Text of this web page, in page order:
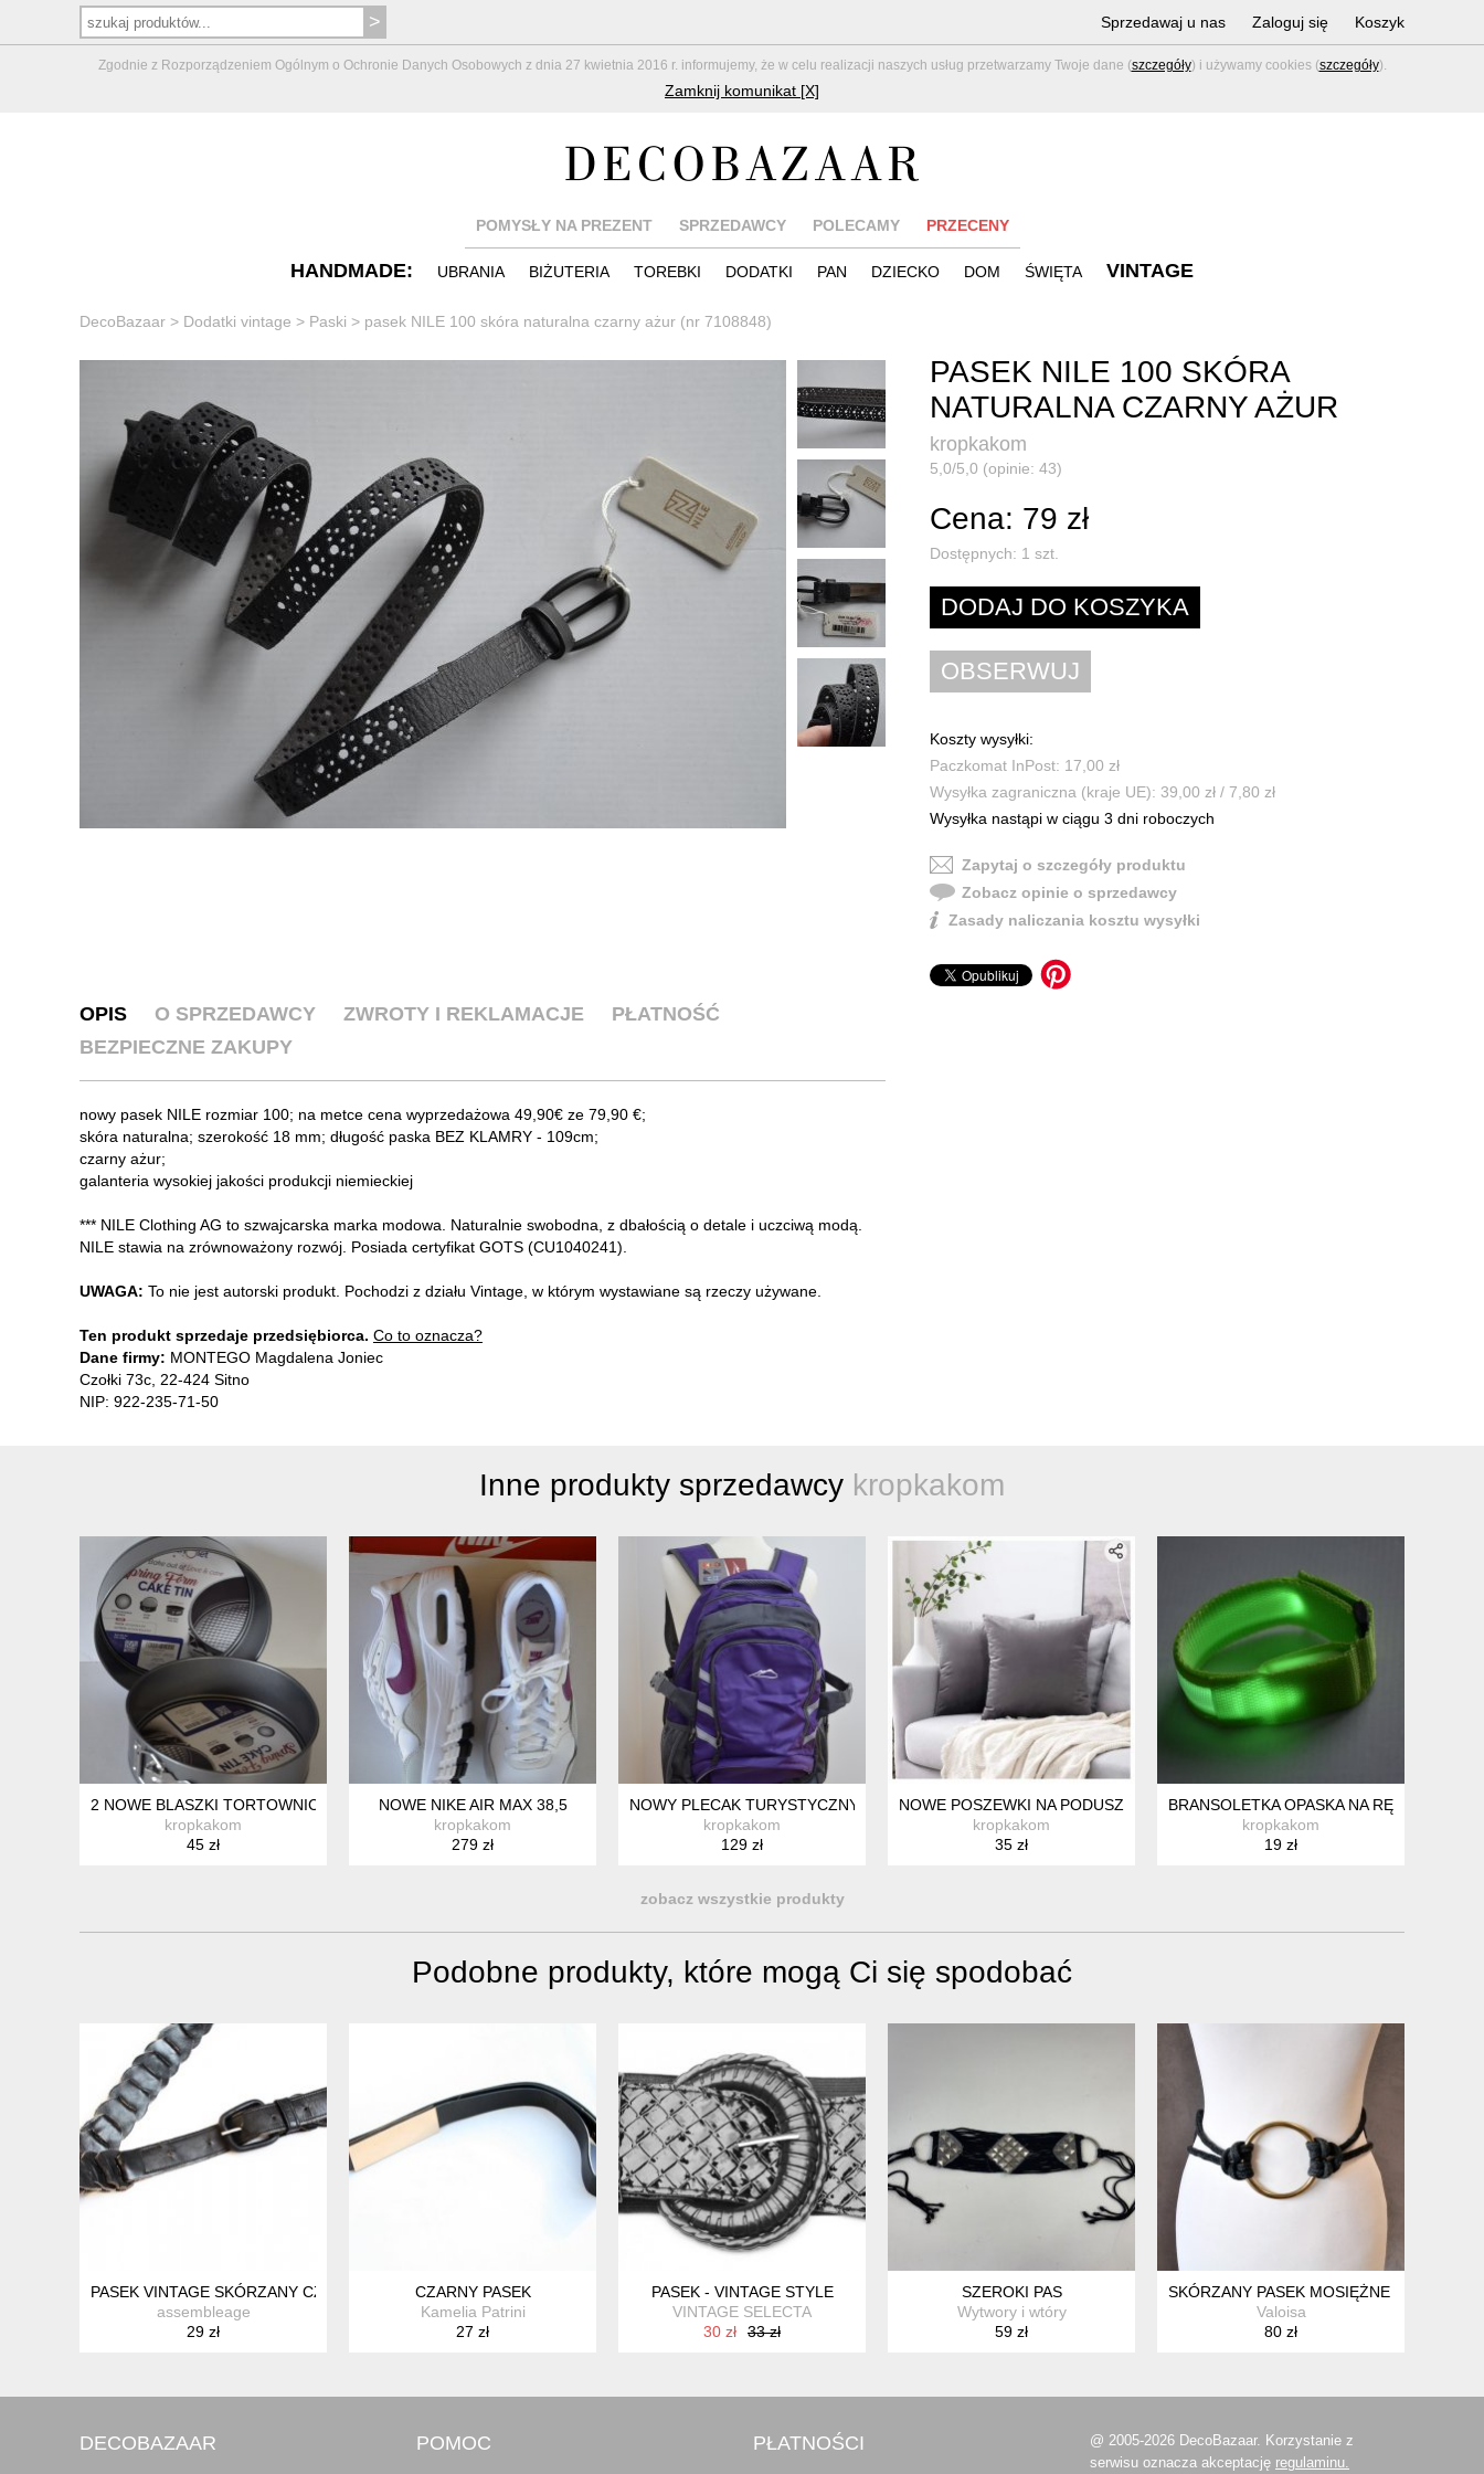
Zgodnie z Rozporządzeniem Ogólnym o Ochronie Danych Osobowych z dnia 27 kwietnia 2016 r. informujemy, że w celu realizacji naszych usług przetwarzamy Twoje dane (szczegóły) i używamy cookies (szczegóły).
Zamknij komunikat [X]
Sprzedawaj u nas Zaloguj się Koszyk
POMYSŁY NA PREZENT SPRZEDAWCY POLECAMY PRZECENY
HANDMADE: UBRANIA BIŻUTERIA TOREBKI DODATKI PAN DZIECKO DOM ŚWIĘTA VINTAGE
DecoBazaar > Dodatki vintage > Paski > pasek NILE 100 skóra naturalna czarny ażur (nr 7108848)
PASEK NILE 100 SKÓRA
NATURALNA CZARNY AŻUR
kropkakom
5,0/5,0 (opinie: 43)
Cena: 79 zł
Dostępnych: 1 szt.
Koszty wysyłki:
Paczkomat InPost: 17,00 zł
Wysyłka zagraniczna (kraje UE): 39,00 zł / 7,80 zł
Wysyłka nastąpi w ciągu 3 dni roboczych
Zapytaj o szczegóły produktu
Zobacz opinie o sprzedawcy
Zasady naliczania kosztu wysyłki
OPIS O SPRZEDAWCY ZWROTY I REKLAMACJE
PŁATNOŚĆ
BEZPIECZNE ZAKUPY
nowy pasek NILE rozmiar 100; na metce cena wyprzedażowa 49,90€ ze 79,90 €;
skóra naturalna; szerokość 18 mm; długość paska BEZ KLAMRY - 109cm;
czarny ażur;
galanteria wysokiej jakości produkcji niemieckiej
*** NILE Clothing AG to szwajcarska marka modowa. Naturalnie swobodna, z dbałością o detale i uczciwą modą.
NILE stawia na zrównoważony rozwój. Posiada certyfikat GOTS (CU1040241).
UWAGA: To nie jest autorski produkt. Pochodzi z działu Vintage, w którym wystawiane są rzeczy używane.
Ten produkt sprzedaje przedsiębiorca. Co to oznacza?
Dane firmy: MONTEGO Magdalena Joniec
Czołki 73c, 22-424 Sitno
NIP: 922-235-71-50
Inne produkty sprzedawcy kropkakom
2 NOWE BLASZKI TORTOWNICE FORMY DO PIECZENIA
kropkakom
45 zł
NOWE NIKE AIR MAX 38,5
kropkakom
279 zł
NOWY PLECAK TURYSTYCZNY NA CO DZIEŃ DO SZKOŁY
kropkakom
129 zł
NOWE POSZEWKI NA PODUSZKI 40X40
kropkakom
35 zł
BRANSOLETKA OPASKA NA RĘKĘ
kropkakom
19 zł
zobacz wszystkie produkty
Podobne produkty, które mogą Ci się spodobać
PASEK VINTAGE SKÓRZANY CZARNY
assembleage
29 zł
CZARNY PASEK
Kamelia Patrini
27 zł
PASEK - VINTAGE STYLE
VINTAGE SELECTA
30 zł
33 zł
SZEROKI PAS
Wytwory i wtóry
59 zł
SKÓRZANY PASEK MOSIĘŻNE ELEMENTY
Valoisa
80 zł
DECOBAZAAR POMOC PŁATNOŚCI
@ 2005-2026 DecoBazaar. Korzystanie z
serwisu oznacza akceptację regulaminu.